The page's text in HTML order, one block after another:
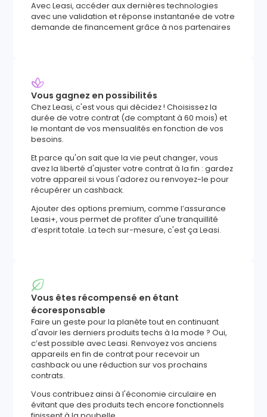
Avec Leasi, accéder aux dernières technologies
avec une validation et réponse instantanée de votre
demande de financement grâce à nos partenaires
Vous gagnez en possibilités
Chez Leasi, c'est vous qui décidez ! Choisissez la
durée de votre contrat (de comptant à 60 mois) et
le montant de vos mensualités en fonction de vos
besoins.
Et parce qu'on sait que la vie peut changer, vous
avez la liberté d'ajuster votre contrat à la fin : gardez
votre appareil si vous l'adorez ou renvoyez-le pour
récupérer un cashback.
Ajouter des options premium, comme l’assurance
Leasi+, vous permet de profiter d'une tranquillité
d’esprit totale. La tech sur-mesure, c'est ça Leasi.
Vous êtes récompensé en étant
écoresponsable
Faire un geste pour la planète tout en continuant
d'avoir les derniers produits techs à la mode ? Oui,
c’est possible avec Leasi. Renvoyez vos anciens
appareils en fin de contrat pour recevoir un
cashback ou une réduction sur vos prochains
contrats.
Vous contribuez ainsi à l'économie circulaire en
évitant que des produits tech encore fonctionnels